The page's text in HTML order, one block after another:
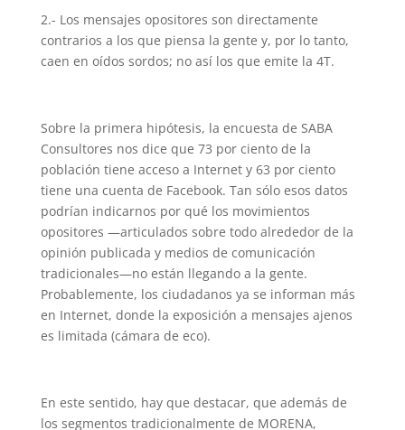
2.- Los mensajes opositores son directamente
contrarios a los que piensa la gente y, por lo tanto,
caen en oídos sordos; no así los que emite la 4T.
Sobre la primera hipótesis, la encuesta de SABA
Consultores nos dice que 73 por ciento de la
población tiene acceso a Internet y 63 por ciento
tiene una cuenta de Facebook. Tan sólo esos datos
podrían indicarnos por qué los movimientos
opositores —articulados sobre todo alrededor de la
opinión publicada y medios de comunicación
tradicionales—no están llegando a la gente.
Probablemente, los ciudadanos ya se informan más
en Internet, donde la exposición a mensajes ajenos
es limitada (cámara de eco).
En este sentido, hay que destacar, que además de
los segmentos tradicionalmente de MORENA,